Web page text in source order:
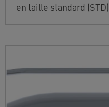
en taille standard (STD)